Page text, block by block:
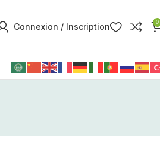
Connexion / Inscription 0